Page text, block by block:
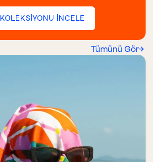
KOLEKSİYONU İNCELE
Tümünü Gör→